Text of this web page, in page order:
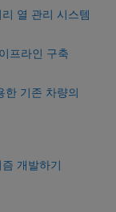
열 관리 시스템
프라인 구축
한 기존 차량의
개발하기